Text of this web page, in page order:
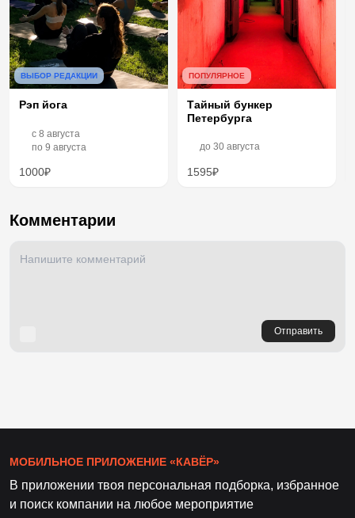
ВЫБОР РЕДАКЦИИ
Рэп йога
c 8 августа
по 9 августа
1000₽
ПОПУЛЯРНОЕ
Тайный бункер
Петербурга
до 30 августа
1595₽
Комментарии
Отправить
МОБИЛЬНОЕ ПРИЛОЖЕНИЕ «КАВЁР»
В приложении твоя персональная подборка, избранное
и поиск компании на любое мероприятие